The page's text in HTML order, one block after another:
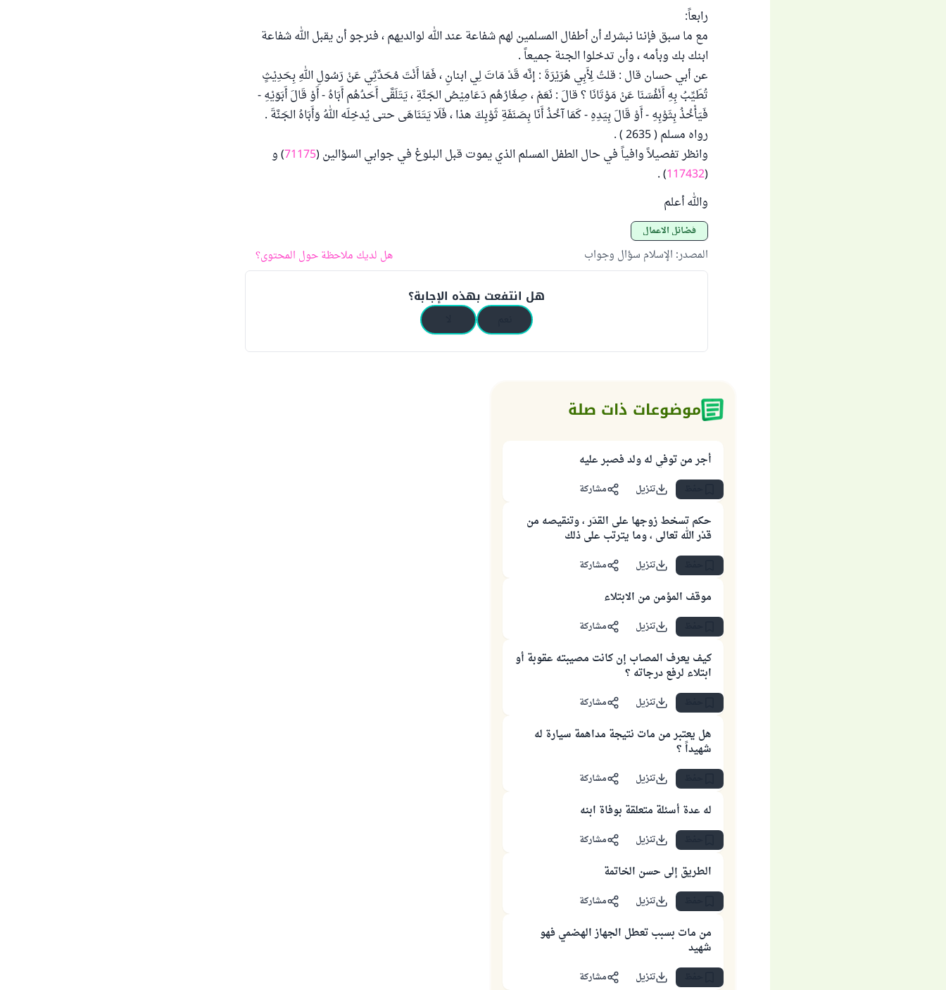
رابعاً:
مع ما سبق فإننا نبشرك أن أطفال المسلمين لهم شفاعة عند الله لوالديهم ، فنرجو أن يقبل الله شفاعة
ابنك بك وبأمه ، وأن تدخلوا الجنة جميعاً .
عن أبي حسان قال : قلتُ لِأَبِي هُرَيْرَةَ : إنَّه قَدْ مَاتَ لِي ابنانِ ، فَمَا أَنْتَ مُحَدِّثِي عَنْ رَسُولِ اللهِ بِحَدِيْثٍ
تُطَيِّبُ بِهِ أَنْفُسَنَا عَنْ مَوْتَانَا ؟ قالَ : نَعَمْ ، صِغَارُهُم دَعَامِيْصُ الجَنَّةِ ، يَتَلَقَّى أَحَدُهُم أَبَاهُ - أَوْ قَالَ أَبَوَيْهِ -
فَيَأْخُذُ بِثَوْبِهِ - أَوْ قَالَ بِيَدِهِ - كَمَا آخُذُ أَنَا بِصَنَفَةِ ثَوْبِكَ هذا ، فَلَا يَتَنَاهَى حتى يُدخِلَه اللهُ وَأَبَاهُ الجَنَّةَ .
رواه مسلم ( 2635 ) .
وانظر تفصيلاً وافياً في حال الطفل المسلم الذي يموت قبل البلوغ في جوابي السؤالين (71175) و
(
117432
) .
والله أعلم
فضائل الأعمال
المصدر: الإسلام سؤال وجواب هل لديك ملاحظة حول المحتوى؟
هل انتفعت بهذه الإجابة؟
موضوعات ذات صلة
أجر من توفي له ولد فصبر عليه
تنزيل مشاركة
حكم تسخط زوجها على القدَر ، وتنقيصه من
قدْر الله تعالى ، وما يترتب على ذلك
تنزيل مشاركة
موقف المؤمن من الابتلاء
تنزيل مشاركة
كيف يعرف المصاب إن كانت مصيبته عقوبة أو
ابتلاء لرفع درجاته ؟
تنزيل مشاركة
هل يعتبر من مات نتيجة مداهمة سيارة له
شهيداً ؟
تنزيل مشاركة
له عدة أسئلة متعلقة بوفاة ابنه
تنزيل مشاركة
الطريق إلى حسن الخاتمة
تنزيل مشاركة
من مات بسبب تعطل الجهاز الهضمي فهو
شهيد
تنزيل مشاركة